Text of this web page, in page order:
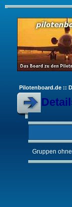
Pilotenboard.de ::
Gruppen